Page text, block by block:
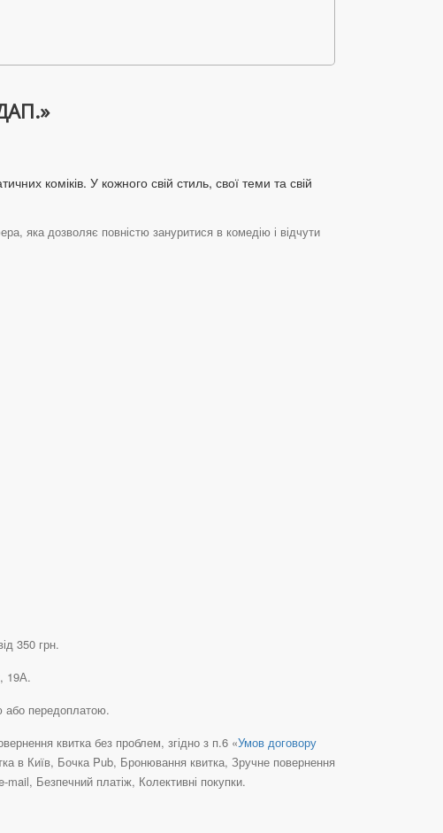
коміків. У кожного свій стиль, свої теми та свій
яка дозволяє повністю зануритися в комедію і відчути
350 грн.
19А.
або передоплатою.
квитка без проблем, згідно з п.6 «Умов договору
в Київ, Бочка Pub, Бронювання квитка, Зручне повернення
Безпечний платіж, Колективні покупки.